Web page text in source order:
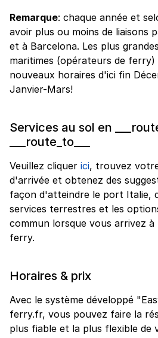
Remarque: chaque année et
avoir plus ou moins de liaisons
et à Barcelona. Les plus
maritimes (opérateurs de
nouveaux horaires d'ici fin
Janvier-Mars!
Services au sol en
___route_to___
Veuillez cliquer ici, trouvez
d'arrivée et obtenez des
façon d'atteindre le port Italie,
services terrestres et les
commun lorsque vous arrivez à
ferry.
Horaires & prix
Avec le système développé
ferry.fr, vous pouvez faire la
plus fiable et la plus flexible de